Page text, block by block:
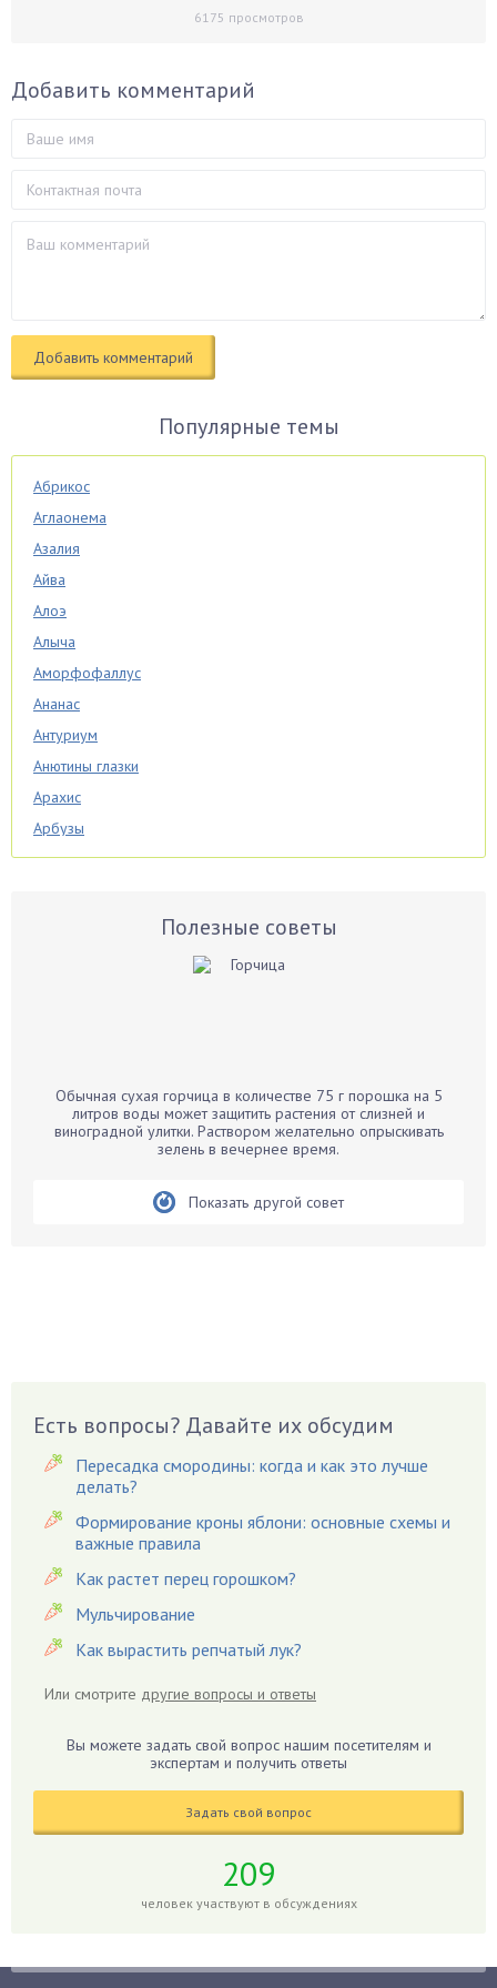
6175 просмотров
Добавить комментарий
Популярные темы
Абрикос
Аглаонема
Азалия
Айва
Алоэ
Алыча
Аморфофаллус
Ананас
Антуриум
Анютины глазки
Арахис
Арбузы
Аспарагус
Бархатцы
Бегония
Вешенки
Виноград
Вредители
Гардения
Гацания
Гвоздики
Георгины
Гиацинт
Гладиолусы
Гранат
Полезные советы
Обычная сухая горчица в количестве 75 г порошка на 5
литров воды может защитить растения от слизней и
виноградной улитки. Раствором желательно опрыскивать
зелень в вечернее время.
Показать другой совет
Есть вопросы? Давайте их обсудим
Пересадка смородины: когда и как это лучше
делать?
Формирование кроны яблони: основные схемы и
важные правила
Как растет перец горошком?
Мульчирование
Как вырастить репчатый лук?
Или смотрите другие вопросы и ответы
Вы можете задать свой вопрос нашим посетителям и
экспертам и получить ответы
Задать свой вопрос
209
человек участвуют в обсуждениях